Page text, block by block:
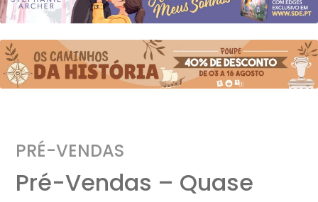
PRÉ-VENDAS
Pré-Vendas – Quase